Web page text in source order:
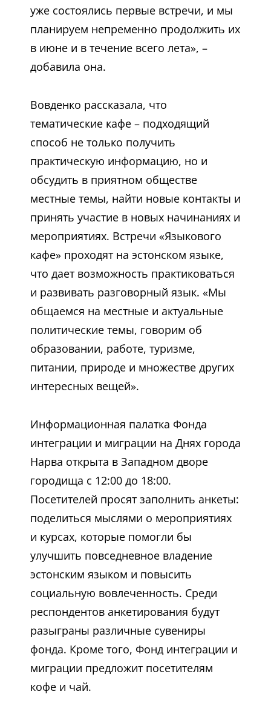
уже состоялись первые встречи, и мы
планируем непременно продолжить их
в июне и в течение всего лета», –
добавила она.
Вовденко рассказала, что
тематические кафе – подходящий
способ не только получить
практическую информацию, но и
обсудить в приятном обществе
местные темы, найти новые контакты и
принять участие в новых начинаниях и
мероприятиях. Встречи «Языкового
кафе» проходят на эстонском языке,
что дает возможность практиковаться
и развивать разговорный язык. «Мы
общаемся на местные и актуальные
политические темы, говорим об
образовании, работе, туризме,
питании, природе и множестве других
интересных вещей».
Информационная палатка Фонда
интеграции и миграции на Днях города
Нарва открыта в Западном дворе
городища с 12:00 до 18:00.
Посетителей просят заполнить анкеты:
поделиться мыслями о мероприятиях
и курсах, которые помогли бы
улучшить повседневное владение
эстонским языком и повысить
социальную вовлеченность. Среди
респондентов анкетирования будут
разыграны различные сувениры
фонда. Кроме того, Фонд интеграции и
миграции предложит посетителям
кофе и чай.